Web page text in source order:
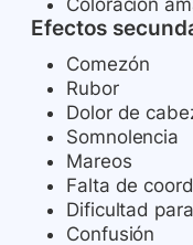
Coloración
Efectos
Comezón
Rubor
Dolor de
Somnolencia
Mareos
Falta de
Dificultad
Confusión